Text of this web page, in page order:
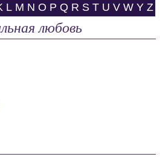
L M N O P Q R S T U V W Y Z
любовь